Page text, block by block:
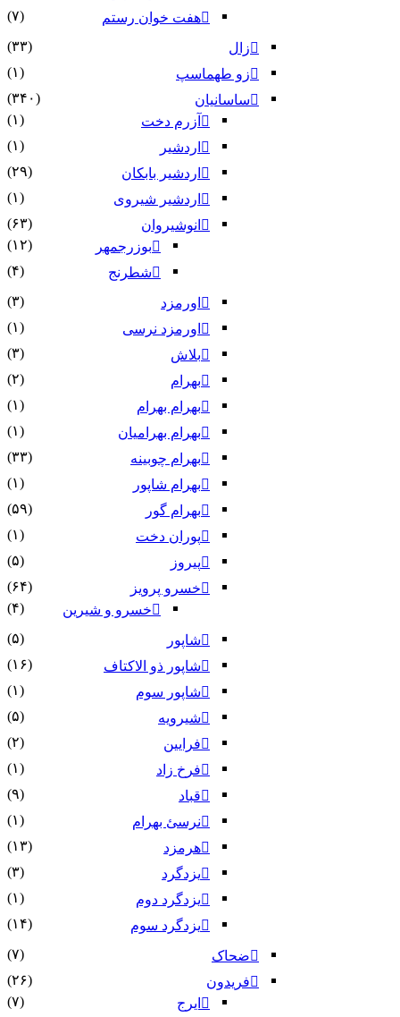
هفت خوان رستم‏
(۷)
زال
(۳۳)
زو طهماسپ‏
(۱)
ساسانیان
(۳۴۰)
آزرم دخت
(۱)
اردشیر
(۱)
اردشیر بابکان
(۲۹)
اردشیر شیروی
(۱)
انوشیروان
(۶۳)
بوزرجمهر
(۱۲)
شطرنج
(۴)
اورمزد
(۳)
اورمزد نرسى‏
(۱)
بلاش
(۳)
بهرام
(۲)
بهرام بهرام
(۱)
بهرام بهرامیان‏
(۱)
بهرام چوبینه
(۳۳)
بهرام شاپور
(۱)
بهرام گور
(۵۹)
پوران دخت
(۱)
پیروز
(۵)
خسرو پرویز
(۶۴)
خسرو و شیرین
(۴)
شاپور
(۵)
شاپور ذو الاکتاف
(۱۶)
شاپور سوم‏
(۱)
شیرویه
(۵)
فرایین
(۲)
فرخ زاد
(۱)
قباد
(۹)
نرسئ بهرام‏
(۱)
هرمزد
(۱۳)
یزدگرد
(۳)
یزدگرد دوم
(۱)
یزدگرد سوم
(۱۴)
ضحاک
(۷)
فریدون
(۲۶)
ایرج
(۷)